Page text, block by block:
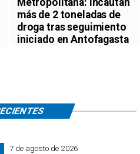
Metropolitana: Incautan
más de 2 toneladas de
droga tras seguimiento
iniciado en Antofagasta
7 de agosto de 2026